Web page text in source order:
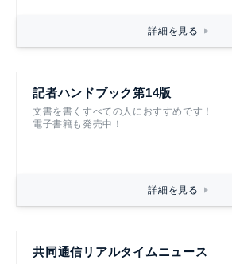
詳細を見る
記者ハンドブック第14版
文書を書くすべての人におすすめです！
電子書籍も発売中！
詳細を見る
共同通信リアルタイムニュース